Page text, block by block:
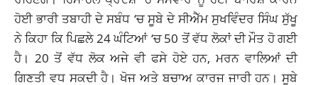
ਹੋਈ ਭਾਰੀ ਤਬਾਹੀ ਦੇ ਸਬੰਧ ‘ਚ ਸੂਬੇ ਦੇ ਸੀਐੱਮ ਸੁਖਵਿੰਦਰ ਸਿੰਘ ਸੁੱਖੂ
ਨੇ ਕਿਹਾ ਕਿ ਪਿਛਲੇ 24 ਘੰਟਿਆਂ ‘ਚ 50 ਤੋਂ ਵੱਧ ਲੋਕਾਂ ਦੀ ਮੌਤ ਹੋ ਗਈ
ਹੈ। 20 ਤੋਂ ਵੱਧ ਲੋਕ ਅਜੇ ਵੀ ਫਸੇ ਹੋਏ ਹਨ, ਮਰਨ ਵਾਲਿਆਂ ਦੀ
ਗਿਣਤੀ ਵਧ ਸਕਦੀ ਹੈ। ਖੋਜ ਅਤੇ ਬਚਾਅ ਕਾਰਜ ਜਾਰੀ ਹਨ। ਸੂਬੇ